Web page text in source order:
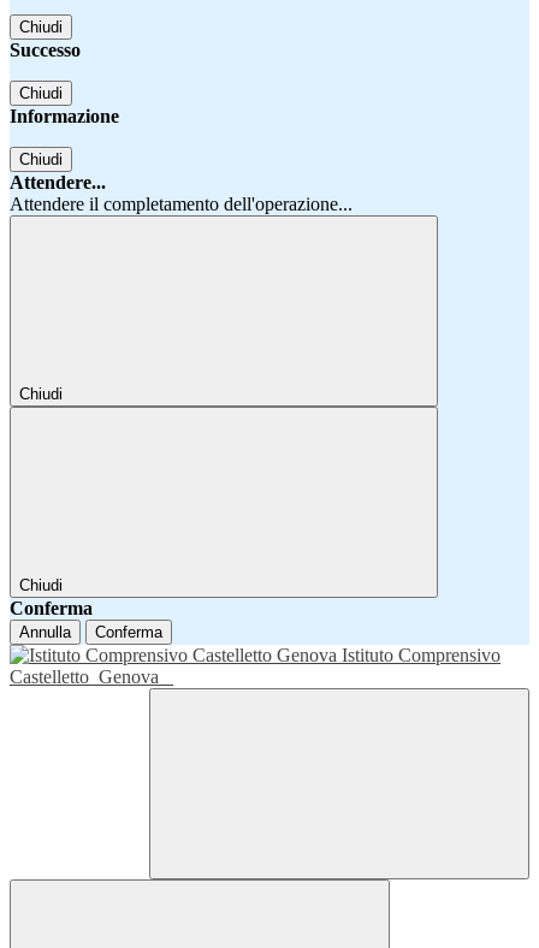
Chiudi
Successo
Chiudi
Informazione
Chiudi
Attendere...
Attendere il completamento dell'operazione...
Chiudi
Chiudi
Conferma
Annulla Conferma
Istituto Comprensivo
Castelletto Genova